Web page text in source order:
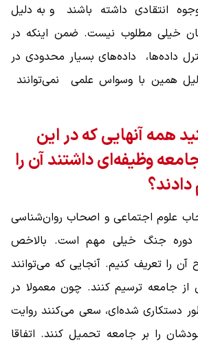
انتقادی داشته باشند و به دلیل
خیلی مطلوب نیست. ضمن اینکه در
داده‌ها، داده‌های بسیار محدودی در
همین با وسواس علمی نمی‌توانند
همه آنهایی که در این
وظیفه‌ای داشتند آن را
علوم ‌اجتماعی و اصحاب روان‌شناسی
دوره جنگ خیلی مهم است. بالاخص
را تعریف کنیم. آنجایی که می‌توانند
جامعه ترسیم کنند. چون معمولا در
دستکاری شده‌ای، سعی می‌کنند روایت
را بر جامعه تحمیل کنند. اتفاقا